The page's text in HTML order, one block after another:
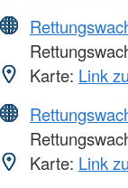
Karte: Link
Karte: Link